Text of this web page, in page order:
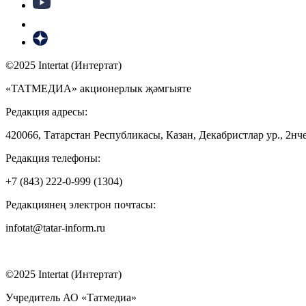
©2025 Intertat (Интертат)
«ТАТМЕДИА» акционерлык җәмгыяте
Редакция адресы:
420066, Татарстан Республикасы, Казан, Декабристлар ур.,
Редакция телефоны:
+7 (843) 222-0-999 (1304)
Редакциянең электрон почтасы:
infotat@tatar-inform.ru
©2025 Intertat (Интертат)
Учредитель АО «Татмедиа»